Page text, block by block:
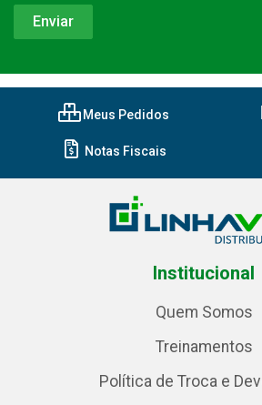
Meus Pedidos
Notas Fiscais
Institucional
Quem Somos
Treinamentos
Política de Troca e